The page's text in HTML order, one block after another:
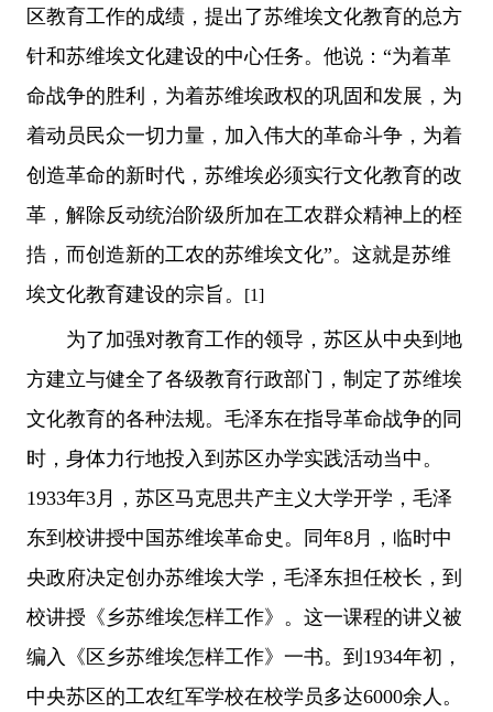
区教育工作的成绩，提出了苏维埃文化教育的总方
针和苏维埃文化建设的中心任务。他说：“为着革
命战争的胜利，为着苏维埃政权的巩固和发展，为
着动员民众一切力量，加入伟大的革命斗争，为着
创造革命的新时代，苏维埃必须实行文化教育的改
革，解除反动统治阶级所加在工农群众精神上的桎
捁，而创造新的工农的苏维埃文化”。这就是苏维
埃文化教育建设的宗旨。
[1]
为了加强对教育工作的领导，苏区从中央到地
方建立与健全了各级教育行政部门，制定了苏维埃
文化教育的各种法规。毛泽东在指导革命战争的同
时，身体力行地投入到苏区办学实践活动当中。
1933年3月，苏区马克思共产主义大学开学，毛泽
东到校讲授中国苏维埃革命史。同年8月，临时中
央政府决定创办苏维埃大学，毛泽东担任校长，到
校讲授《乡苏维埃怎样工作》。这一课程的讲义被
编入《区乡苏维埃怎样工作》一书。到1934年初，
中央苏区的工农红军学校在校学员多达6000余人。